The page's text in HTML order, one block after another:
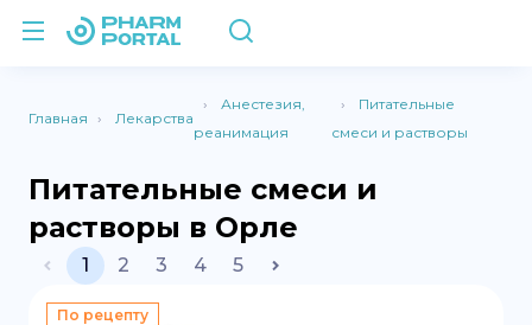
Главная Лекарства
Анестезия,
реанимация
Питательные
смеси и растворы
Питательные смеси и
растворы в Орле
1 2 3 4 5
По рецепту